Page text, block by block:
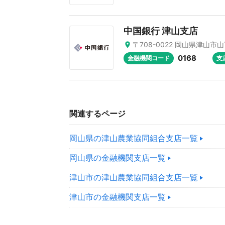
中国銀行 津山支店
〒708-0022 岡山県津山市
金融機関コード 0168 支
関連するページ
岡山県の津山農業協同組合支店一覧
岡山県の金融機関支店一覧
津山市の津山農業協同組合支店一覧
津山市の金融機関支店一覧